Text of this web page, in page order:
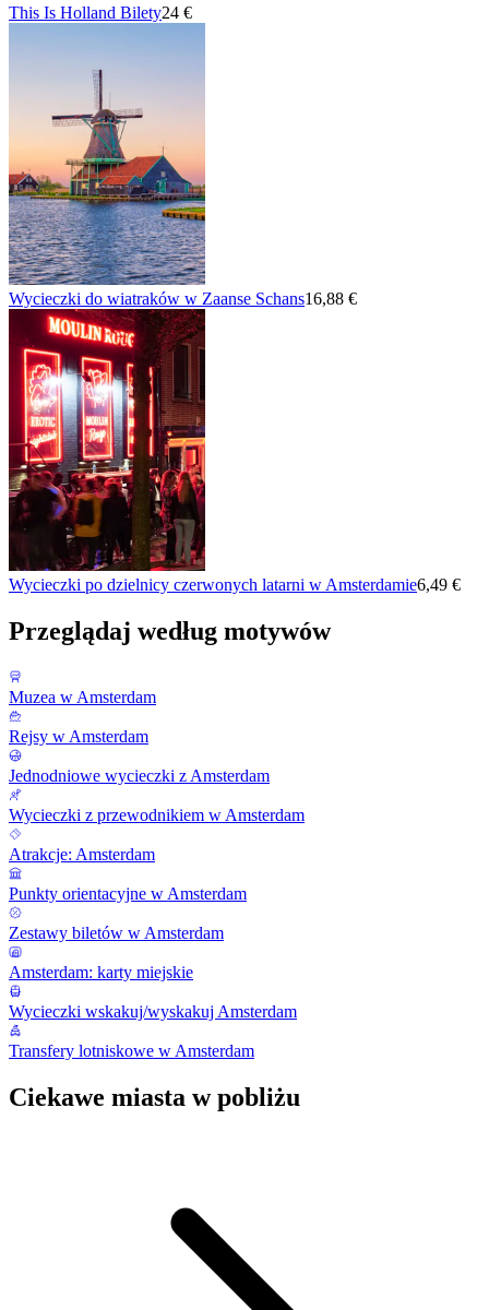
This Is Holland Bilety24 €
Wycieczki do wiatraków w Zaanse Schans16,88 €
Wycieczki po dzielnicy czerwonych latarni w Amsterdamie6,49 €
Przeglądaj według motywów
Muzea w Amsterdam
Rejsy w Amsterdam
Jednodniowe wycieczki z Amsterdam
Wycieczki z przewodnikiem w Amsterdam
Atrakcje: Amsterdam
Punkty orientacyjne w Amsterdam
Zestawy biletów w Amsterdam
Amsterdam: karty miejskie
Wycieczki wskakuj/wyskakuj Amsterdam
Transfery lotniskowe w Amsterdam
Ciekawe miasta w pobliżu